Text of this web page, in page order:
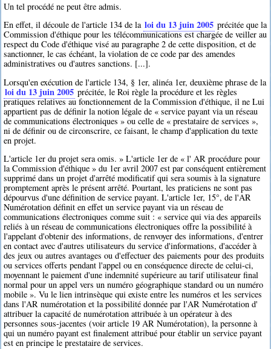
Un tel procédé ne peut être admis.
En effet, il découle de l'article 134 de la loi du 13 juin 2005 précitée que la
Commission d'éthique pour les télécommunications est chargée de veiller au
respect du Code d'éthique visé au paragraphe 2 de cette disposition, et de
sanctionner, le cas échéant, la violation de ce code par des amendes
administratives ou d'autres sanctions. [...].
Lorsqu'en exécution de l'article 134, § 1er, alinéa 1er, deuxième phrase de la
loi du 13 juin 2005 précitée, le Roi règle la procédure et les règles
pratiques relatives au fonctionnement de la Commission d'éthique, il ne Lui
appartient pas de définir la notion légale de « service payant via un réseau
de communications électroniques » ou celle de « prestataire de services »,
ni de définir ou de circonscrire, ce faisant, le champ d'application du texte
en projet.
L'article 1er du projet sera omis. » L'article 1er de « l' AR procédure pour
la Commission d'éthique » du 1er avril 2007 est par conséquent entièrement
supprimé dans un projet d'arrêté modificatif qui sera soumis à la signature
promptement après le présent arrêté. Pourtant, les praticiens ne sont pas
dépourvus d'une définition de service payant. L'article 1er, 15°, de l'AR
Numérotation définit en effet un service payant via un réseau de
communications électroniques comme suit : « service qui via des appareils
reliés à un réseau de communications électroniques offre la possibilité à
l'appelant d'obtenir des informations, de renvoyer des informations, d'entrer
en contact avec d'autres utilisateurs du service d'informations, d'accéder à
des jeux ou autres avantages ou d'effectuer des paiements pour des produits
ou services offerts pendant l'appel ou en conséquence directe de celui-ci,
moyennant le paiement d'une indemnité supérieure au tarif utilisateur final
normal pour un appel vers un numéro géographique standard ou un numéro
mobile ». Vu le lien intrinsèque qui existe entre les numéros et les services
dans l'AR numérotation et la possibilité donnée par l'AR Numérotation d'
attribuer la capacité de numérotation attribuée à un opérateur à des
personnes sous-jacentes (voir article 19 AR Numérotation), la personne à
qui un numéro payant est finalement attribué pour établir un service payant
est en principe le prestataire de services.